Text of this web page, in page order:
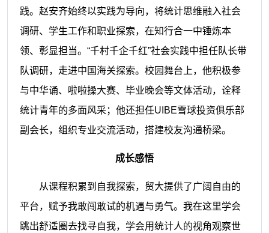
践。赵安齐始终以实践为导向，将统计思维融入社会
调研、学生工作和职业探索，在知行合一中锤炼本
领、彰显担当。“千村千企千红”社会实践中担任队长带
队调研，走进中国海关探索。校园舞台上，他积极参
与中华诵、啦啦操大赛、毕业晚会等文体活动，诠释
统计青年的多面风采；他还担任UIBE雪球投资俱乐部
副会长，组织专业交流活动，搭建校友沟通桥梁。
成长感悟
从课程积累到自我探索，贸大提供了广阔自由的
平台，赋予我敢闯敢试的机遇与勇气。我在这里学会
跳出舒适圈去找寻自我，学会用统计人的视角观察世